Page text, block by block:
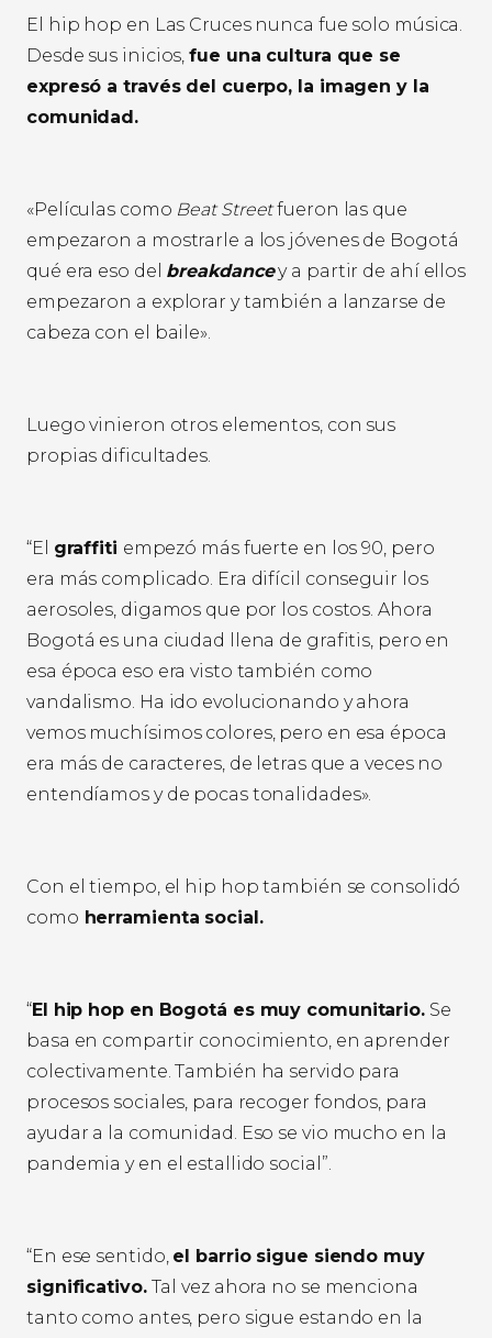
El hip hop en Las Cruces nunca fue solo música.
Desde sus inicios,fue una cultura que se
expresó a través del cuerpo, la imagen y la
comunidad.
«Películas como Beat Streetfueron las que
empezaron a mostrarle a los jóvenes de Bogotá
qué era eso del breakdancey a partir de ahí ellos
empezaron a explorar y también a lanzarse de
cabeza con el baile».
Luego vinieron otros elementos, con sus
propias dificultades.
“El graffiti empezó más fuerte en los 90, pero
era más complicado. Era difícil conseguir los
aerosoles, digamos que por los costos. Ahora
Bogotá es una ciudad llena de grafitis, pero en
esa época eso era visto también como
vandalismo. Ha ido evolucionando y ahora
vemos muchísimos colores, pero en esa época
era más de caracteres, de letras que a veces no
entendíamos y de pocas tonalidades».
Con el tiempo, el hip hop también se consolidó
como herramienta social.
“El hip hop en Bogotá es muy comunitario.Se
basa en compartir conocimiento, en aprender
colectivamente. También ha servido para
procesos sociales, para recoger fondos, para
ayudar a la comunidad. Eso se vio mucho en la
pandemia y en el estallido social”.
“En ese sentido, el barrio sigue siendo muy
significativo.Tal vez ahora no se menciona
tanto como antes, pero sigue estando en la